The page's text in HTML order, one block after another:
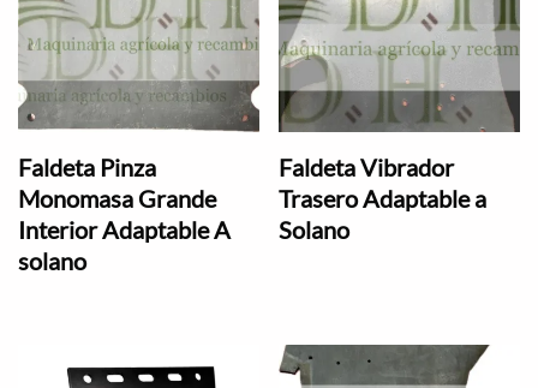
Faldeta Pinza
Monomasa Grande
Interior Adaptable A
solano
Faldeta Vibrador
Trasero Adaptable a
Solano